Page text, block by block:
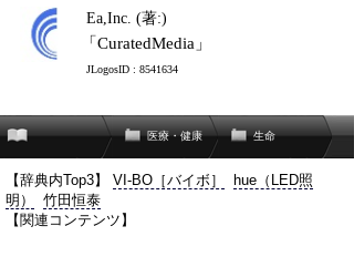
Ea,Inc. (著:)
「CuratedMedia」
JLogosID : 8541634
医療・健康 生命
【辞典内Top3】 VI-BO［バイボ］
hue（LED照
明）
竹田恒泰
【関連コンテンツ】